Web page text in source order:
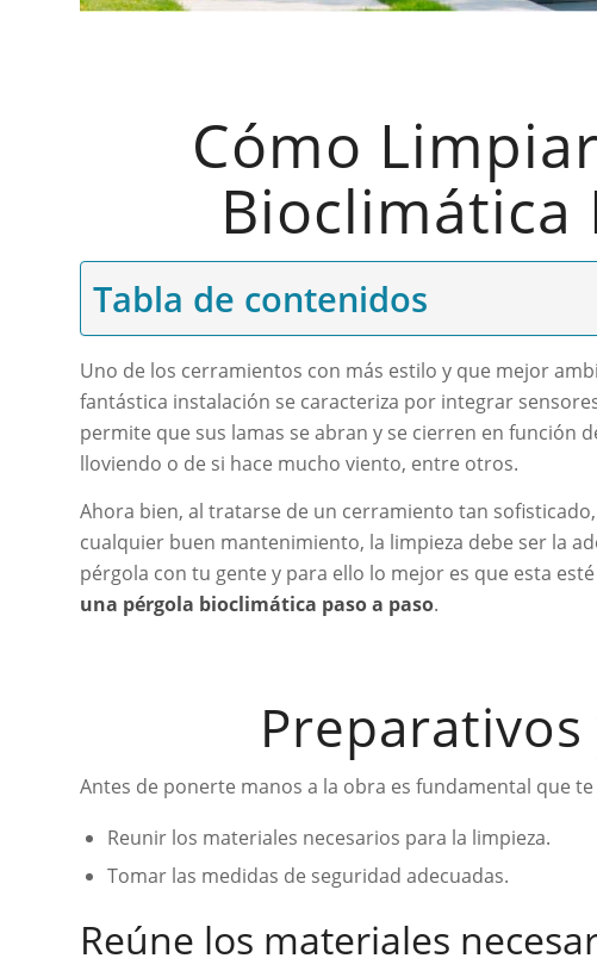
Cómo
Bioclimática
Tabla de contenidos
Uno de los cerramientos con más estilo y que mejor
fantástica instalación se caracteriza por integrar
permite que sus lamas se abran y se cierren en función
lloviendo o de si hace mucho viento, entre otros.
Ahora bien, al tratarse de un cerramiento tan
cualquier buen mantenimiento, la limpieza debe ser la
pérgola con tu gente y para ello lo mejor es que esta
una pérgola bioclimática paso a paso.
Antes de ponerte manos a la obra es fundamental que
Reunir los materiales necesarios para la limpieza.
Tomar las medidas de seguridad adecuadas.
Reúne los materiales